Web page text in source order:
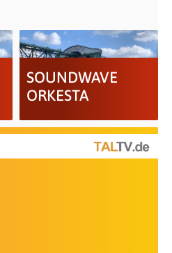
SOUNDWAVE
ORKESTA